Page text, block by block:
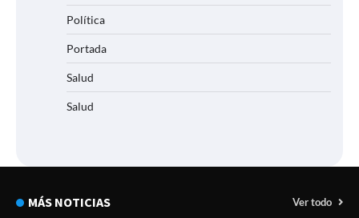
Política
Portada
Salud
Salud
MÁS NOTICIAS Ver todo